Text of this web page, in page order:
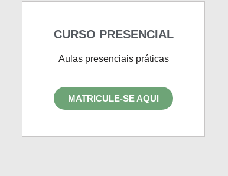
CURSO PRESENCIAL
Aulas presenciais práticas
MATRICULE-SE AQUI